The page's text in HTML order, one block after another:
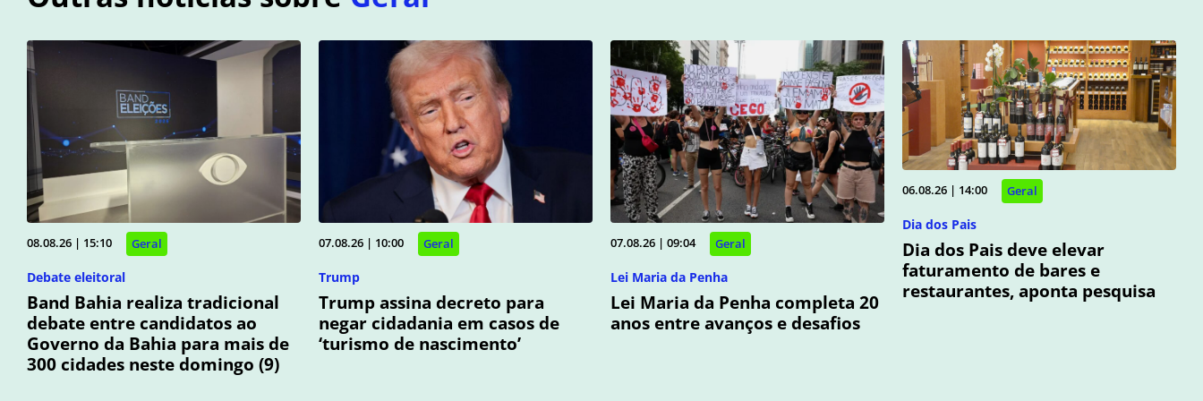
08.08.26 | 15:10 Geral
Debate eleitoral
Band Bahia realiza tradicional
debate entre candidatos ao
Governo da Bahia para mais de
300 cidades neste domingo (9)
07.08.26 | 10:00 Geral
Trump
Trump assina decreto para
negar cidadania em casos de
‘turismo de nascimento’
07.08.26 | 09:04 Geral
Lei Maria da Penha
Lei Maria da Penha completa 20
anos entre avanços e desafios
06.08.26 | 14:00 Geral
Dia dos Pais
Dia dos Pais deve elevar
faturamento de bares e
restaurantes, aponta pesquisa